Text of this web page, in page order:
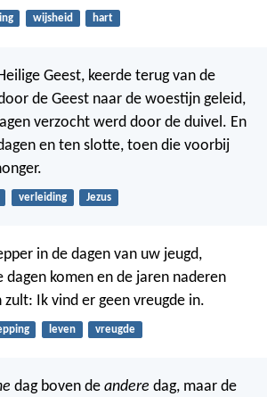
wijsheid hart
Geest, keerde terug van de
de Geest naar de woestijn geleid,
verzocht werd door de duivel. En
en ten slotte, toen die voorbij
verleiding Jezus
in de dagen van uw jeugd,
komen en de jaren naderen
zult: Ik vind er geen vreugde in.
leven vreugde
dag boven de andere dag, maar de